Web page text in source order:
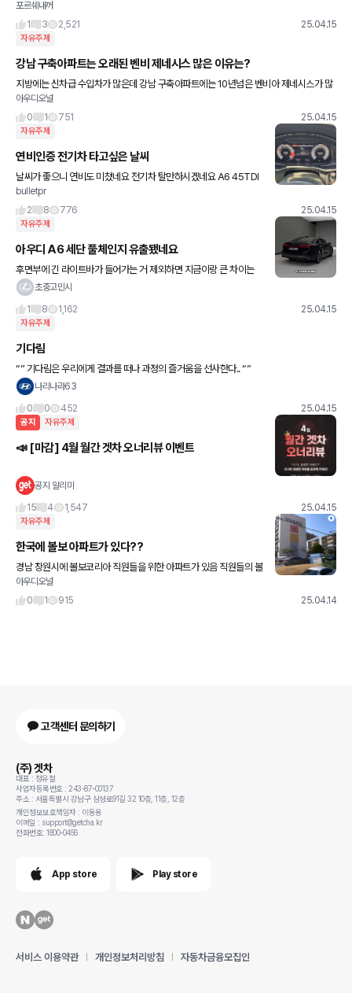
포르쉐내꺼
1
3 2,521 25.04.15
자유주제
강남 구축아파트는 오래된 벤비 제네시스 많은 이유는?
지방에는 신차급 수입차가 많은데 강남 구축아파트에는 10년넘은 벤비아 제네시스가 많
더라
아우디오널
0
1 751 25.04.15
자유주제
연비인증 전기차 타고싶은 날씨
날씨가 좋으니 연비도 미쳤네요 전기차 탈만하시겠네요 A6 45TDI
bulletpr
2
8 776 25.04.15
자유주제
아우디 A6 세단 풀체인지 유출됐네요
후면부에 긴 라이트바가 들어가는 거 제외하면 지금이랑 큰 차이는
없어보이네요 앞모습은 A6 아반트랑 똑같이 나올거 같네요
초중고민시
1
8 1,162 25.04.15
자유주제
기다림
“” 기다림은 우리에게 결과를 떠나 과정의 즐거움을 선사한다.. “”
나리나라63
0
0 452 25.04.15
공지 자유주제
📣 [마감] 4월 월간 겟차 오너리뷰 이벤트
공지 알리미
15
4 1,547 25.04.15
자유주제
한국에 볼보 아파트가 있다??
경남 창원시에 볼보코리아 직원들을 위한 아파트가 있음 직원들의 볼
보자동차 구매 할인은 없다고함
아우디오널
0
1 915 25.04.14
고객센터 문의하기
(주) 겟차
대표 : 정유철
사업자등록번호 : 243-87-00137
주소 : 서울특별시 강남구 삼성로91길 32 10층, 11층, 12층
개인정보보호책임자 : 이동용
이메일 : support@getcha.kr
전화번호: 1800-0456
App store Play store
서비스 이용약관 개인정보처리방침 자동차금융모집인